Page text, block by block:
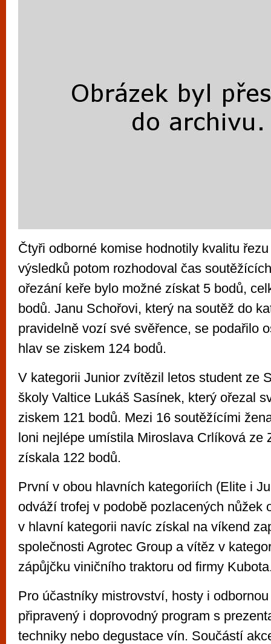
Čtyři odborné komise hodnotily kvalitu
výsledků potom rozhodoval čas
ořezání keře bylo možné získat 5 bodů,
bodů. Janu Schořovi, který na soutěž do
pravidelně vozí své svěřence, se podařilo
hlav se ziskem 124 bodů.
V kategorii Junior zvítězil letos student ze
školy Valtice Lukáš Sasínek, který ořezal
ziskem 121 bodů. Mezi 16 soutěžícími
loni nejlépe umístila Miroslava Crlíková ze
získala 122 bodů.
První v obou hlavních kategoriích (Elite i
odváží trofej v podobě pozlacených nůžek
v hlavní kategorii navíc získal na víkend
společnosti Agrotec Group a vítěz v
zápůjčku viničního traktoru od firmy
Pro účastníky mistrovství, hosty i
připravený i doprovodný program s
techniky nebo degustace vín. Součástí